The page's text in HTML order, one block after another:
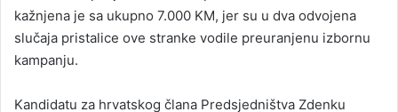
kažnjena je sa ukupno 7.000 KM, jer su u dva odvojena
slučaja pristalice ove stranke vodile preuranjenu izbornu
kampanju.
Kandidatu za hrvatskog člana Predsjedništva Zdenku